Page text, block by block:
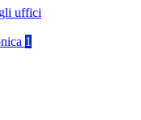
uffici
1